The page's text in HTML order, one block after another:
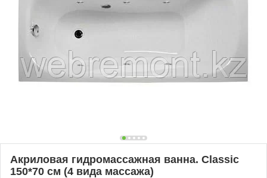
Акриловая гидромассажная ванна. Classic
150*70 см (4 вида массажа)